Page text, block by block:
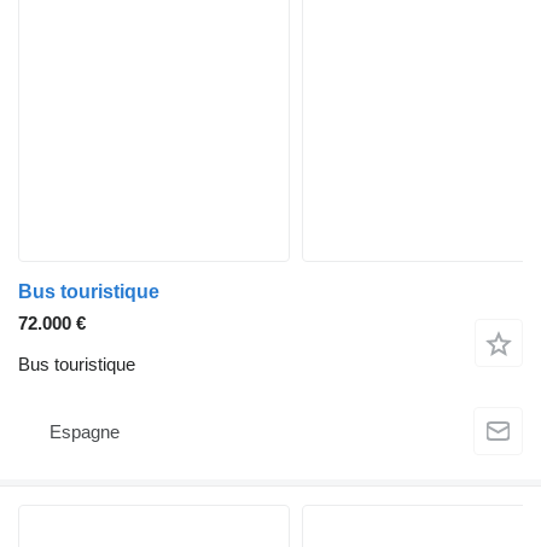
Bus touristique
72.000 €
Bus touristique
Espagne